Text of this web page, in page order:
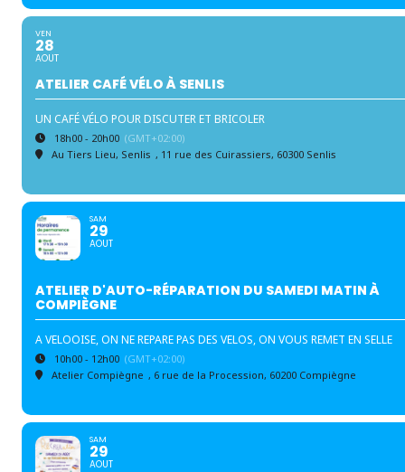
VEN
28
AOUT
ATELIER CAFÉ VÉLO À SENLIS
UN CAFÉ VÉLO POUR DISCUTER ET BRICOLER
18h00 - 20h00 (GMT+02:00)
Au Tiers Lieu, Senlis , 11 rue des Cuirassiers, 60300 Senlis
SAM
29
AOUT
ATELIER D'AUTO-RÉPARATION DU SAMEDI MATIN À
COMPIÈGNE
A VELOOISE, ON NE REPARE PAS DES VELOS, ON VOUS REMET EN SELLE
10h00 - 12h00 (GMT+02:00)
Atelier Compiègne , 6 rue de la Procession, 60200 Compiègne
SAM
29
AOUT